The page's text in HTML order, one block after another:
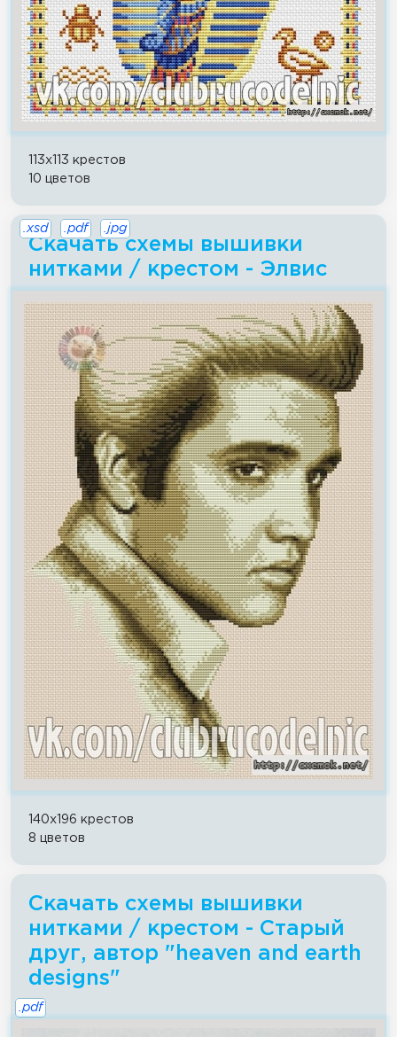
113x113 крестов
10 цветов
Скачать схемы вышивки
нитками / крестом - Элвис
.xsd .pdf .jpg
140x196 крестов
8 цветов
Скачать схемы вышивки
нитками / крестом - Старый
друг, автор "heaven and earth
designs"
.pdf